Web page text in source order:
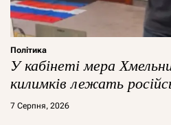
Політика
У кабінеті мера
килимків лежать
7 Серпня, 2026